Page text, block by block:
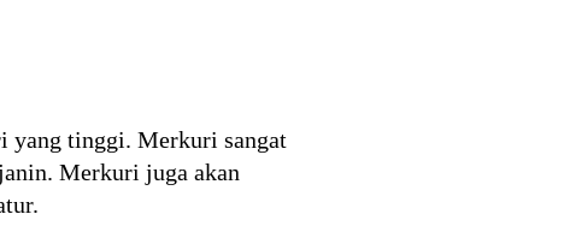
yang tinggi. Merkuri sangat
Merkuri juga akan